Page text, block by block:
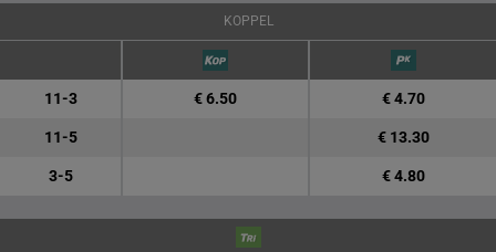
KOPPEL
11-3 € 6.50 € 4.70
11-5 € 13.30
3-5 € 4.80